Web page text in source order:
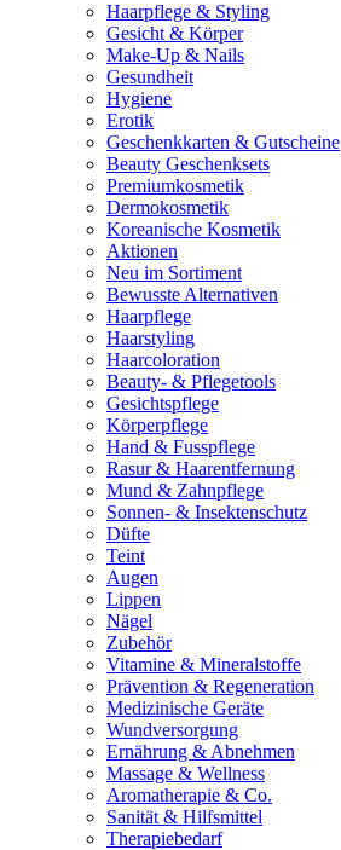
Haarpflege & Styling
Gesicht & Körper
Make-Up & Nails
Gesundheit
Hygiene
Erotik
Geschenkkarten & Gutscheine
Beauty Geschenksets
Premiumkosmetik
Dermokosmetik
Koreanische Kosmetik
Aktionen
Neu im Sortiment
Bewusste Alternativen
Haarpflege
Haarstyling
Haarcoloration
Beauty- & Pflegetools
Gesichtspflege
Körperpflege
Hand & Fusspflege
Rasur & Haarentfernung
Mund & Zahnpflege
Sonnen- & Insektenschutz
Düfte
Teint
Augen
Lippen
Nägel
Zubehör
Vitamine & Mineralstoffe
Prävention & Regeneration
Medizinische Geräte
Wundversorgung
Ernährung & Abnehmen
Massage & Wellness
Aromatherapie & Co.
Sanität & Hilfsmittel
Therapiebedarf